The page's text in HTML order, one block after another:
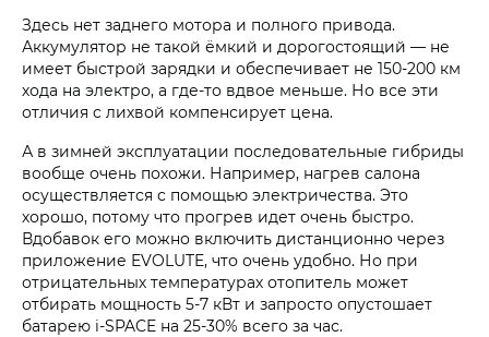
Здесь нет заднего мотора и полного привода.
Аккумулятор не такой ёмкий и дорогостоящий — не
имеет быстрой зарядки и обеспечивает не 150-200 км
хода на электро, а где-то вдвое меньше. Но все эти
отличия с лихвой компенсирует цена.
А в зимней эксплуатации последовательные гибриды
вообще очень похожи. Например, нагрев салона
осуществляется с помощью электричества. Это
хорошо, потому что прогрев идет очень быстро.
Вдобавок его можно включить дистанционно через
приложение EVOLUTE, что очень удобно. Но при
отрицательных температурах отопитель может
отбирать мощность 5-7 кВт и запросто опустошает
батарею i‑SPACE на 25-30% всего за час.